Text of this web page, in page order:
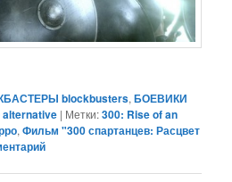
blockbusters,БОЕВИКИ
| Метки:300: Rise of an
,Фильм "300 спартанцев: Расцвет